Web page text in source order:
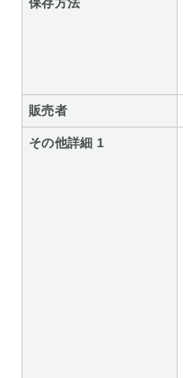
販売者
その他詳細 1